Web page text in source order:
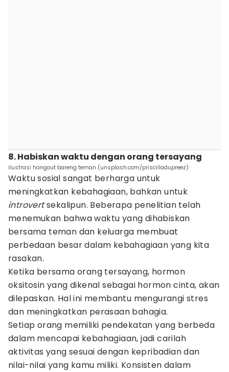
8. Habiskan waktu dengan orang tersayang
ilustrasi hangout bareng teman (unsplash.com/priscilladupreez)
Waktu sosial sangat berharga untuk
meningkatkan kebahagiaan, bahkan untuk
introvertsekalipun. Beberapa penelitian telah
menemukan bahwa waktu yang dihabiskan
bersama teman dan keluarga membuat
perbedaan besar dalam kebahagiaan yang kita
rasakan.
Ketika bersama orang tersayang, hormon
oksitosin yang dikenal sebagai hormon cinta, akan
dilepaskan. Hal ini membantu mengurangi stres
dan meningkatkan perasaan bahagia.
Setiap orang memiliki pendekatan yang berbeda
dalam mencapai kebahagiaan, jadi carilah
aktivitas yang sesuai dengan kepribadian dan
nilai-nilai yang kamu miliki. Konsisten dalam